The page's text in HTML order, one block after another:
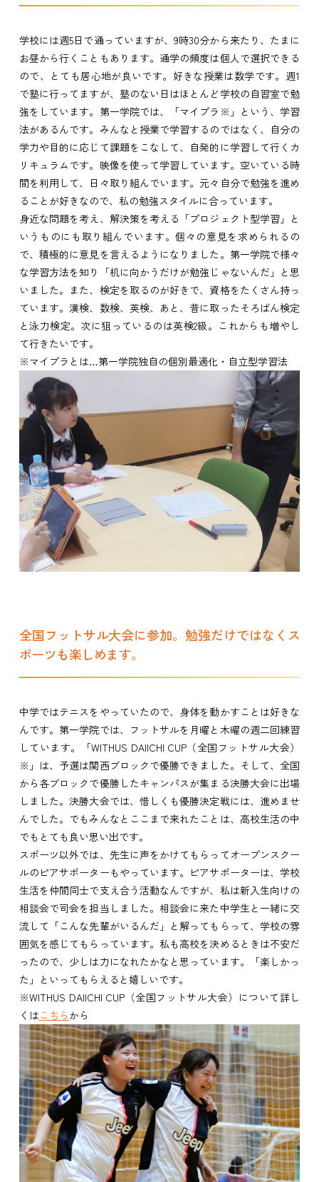
学校には週5日で通っていますが、9時30分から来たり、たまに
お昼から行くこともあります。通学の頻度は個人で選択できる
ので、とても居心地が良いです。好きな授業は数学です。週1
で塾に行ってますが、塾のない日はほとんど学校の自習室で勉
強をしています。第一学院では、「マイプラ※」という、学習
法があるんです。みんなと授業で学習するのではなく、自分の
学力や目的に応じて課題をこなして、自発的に学習して行くカ
リキュラムです。映像を使って学習しています。空いている時
間を利用して、日々取り組んでいます。元々自分で勉強を進め
ることが好きなので、私の勉強スタイルに合っています。
身近な問題を考え、解決策を考える「プロジェクト型学習」と
いうものにも取り組んでいます。個々の意見を求められるの
で、積極的に意見を言えるようになりました。第一学院で様々
な学習方法を知り「机に向かうだけが勉強じゃないんだ」と思
いました。また、検定を取るのが好きで、資格をたくさん持っ
ています。漢検、数検、英検、あと、昔に取ったそろばん検定
と泳力検定。次に狙っているのは英検2級。これからも増やし
て行きたいです。
※マイプラとは…第一学院独自の個別最適化・自立型学習法
全国フットサル大会に参加。勉強だけではなくス
ポーツも楽しめます。
中学ではテニスをやっていたので、身体を動かすことは好きな
んです。第一学院では、フットサルを月曜と木曜の週二回練習
しています。「WITHUS DAIICHI CUP（全国フットサル大会）
※」は、予選は関西ブロックで優勝できました。そして、全国
から各ブロックで優勝したキャンパスが集まる決勝大会に出場
しました。決勝大会では、惜しくも優勝決定戦には、進めませ
んでした。でもみんなとここまで来れたことは、高校生活の中
でもとても良い思い出です。
スポーツ以外では、先生に声をかけてもらってオープンスクー
ルのピアサポーターもやっています。ピアサポーターは、学校
生活を仲間同士で支え合う活動なんですが、私は新入生向けの
相談会で司会を担当しました。相談会に来た中学生と一緒に交
流して「こんな先輩がいるんだ」と解ってもらって、学校の雰
囲気を感じてもらっています。私も高校を決めるときは不安だ
ったので、少しは力になれたかなと思っています。「楽しかっ
た」といってもらえると嬉しいです。
※WITHUS DAIICHI CUP（全国フットサル大会）について詳し
くは こちら から